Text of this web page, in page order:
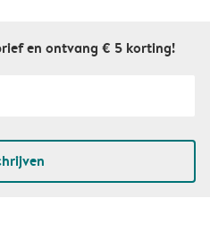
en ontvang € 5 korting!